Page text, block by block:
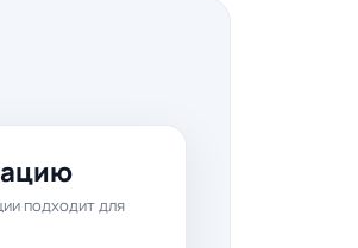
подходит для